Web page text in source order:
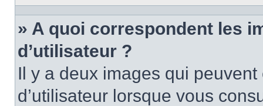
» A quoi correspondent les
d’utilisateur ?
Il y a deux images qui
d’utilisateur lorsque vous